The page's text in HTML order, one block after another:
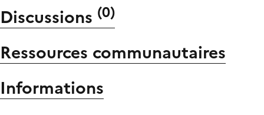
Discussions (0)
Ressources communautaires
Informations